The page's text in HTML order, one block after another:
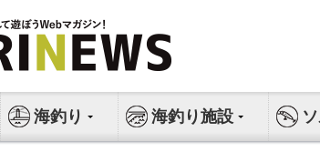
海釣り 海釣り施設